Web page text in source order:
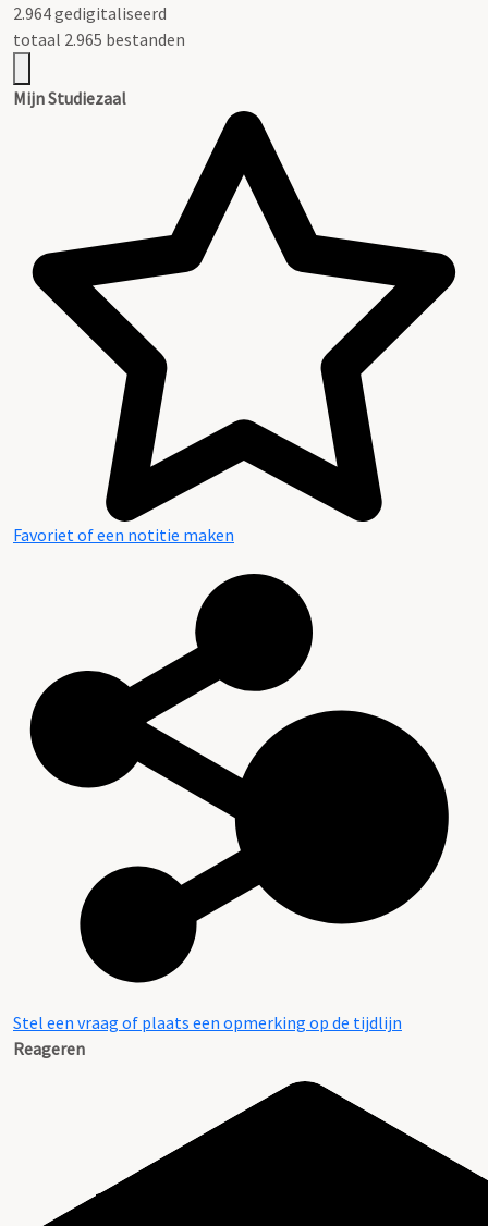
2.964 gedigitaliseerd
totaal 2.965 bestanden
Mijn Studiezaal
Favoriet of een notitie maken
Stel een vraag of plaats een opmerking op de tijdlijn
Reageren